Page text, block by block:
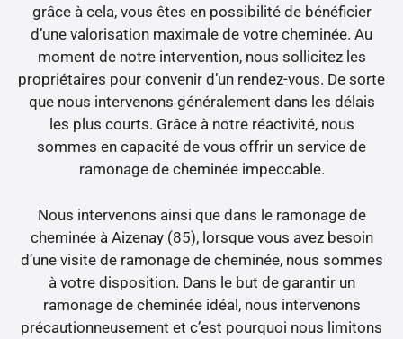
grâce à cela, vous êtes en possibilité de bénéficier
d’une valorisation maximale de votre cheminée. Au
moment de notre intervention, nous sollicitez les
propriétaires pour convenir d’un rendez-vous. De sorte
que nous intervenons généralement dans les délais
les plus courts. Grâce à notre réactivité, nous
sommes en capacité de vous offrir un service de
ramonage de cheminée impeccable.
Nous intervenons ainsi que dans le ramonage de
cheminée à Aizenay (85), lorsque vous avez besoin
d’une visite de ramonage de cheminée, nous sommes
à votre disposition. Dans le but de garantir un
ramonage de cheminée idéal, nous intervenons
précautionneusement et c’est pourquoi nous limitons